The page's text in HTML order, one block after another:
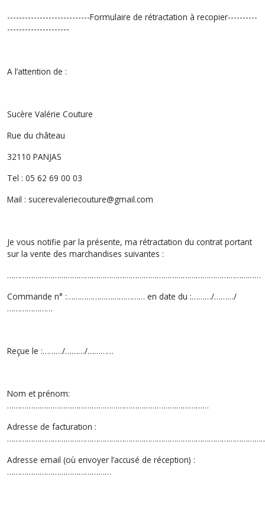
----------------------------Formulaire de rétractation à recopier----------
---------------------
A l’attention de :
Sucère Valérie Couture
Rue du château
32110 PANJAS
Tel : 05 62 69 00 03
Mail : sucerevaleriecouture@gmail.com
Je vous notifie par la présente, ma rétractation du contrat portant
sur la vente des marchandises suivantes :
………………………………………………………………………………………………………
Commande n° :……………………………… en date du :………/………/
…………………
Reçue le :………/………/…………
Nom et prénom:
…………………………………………………………………………………
Adresse de facturation :
Adresse email (où envoyer l’accusé de réception) :
…………………………………………